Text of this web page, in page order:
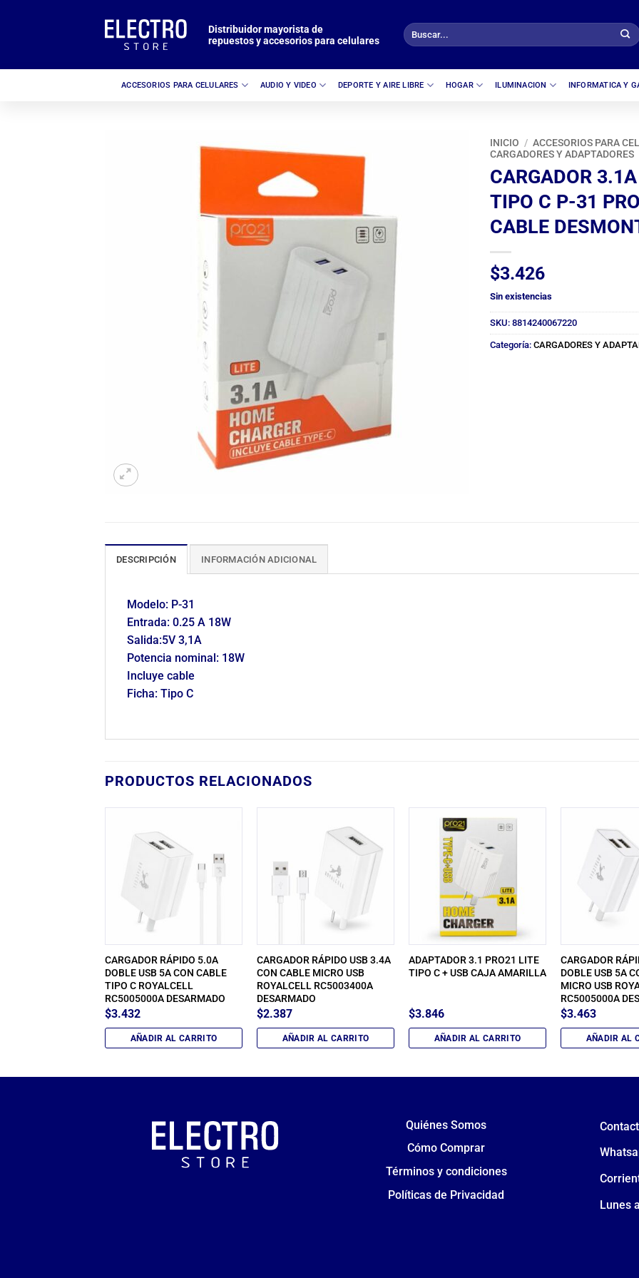
Distribuidor mayorista de
repuestos y accesorios para celulares
Buscar
por:
ACCESORIOS PARA CELULARES AUDIO Y VIDEO DEPORTE Y AIRE LIBRE HOGAR ILUMINACION INFORMATICA Y
INICIO / ACCESORIOS PARA
CARGADORES Y ADAPTADORES
CARGADOR
TIPO C P-31
CABLE
$3.426
Sin existencias
SKU: 8814240067220
Categoría: CARGADORES Y
DESCRIPCIÓN INFORMACIÓN ADICIONAL
Modelo: P-31
Entrada: 0.25 A 18W
Salida:5V 3,1A
Potencia nominal: 18W
Incluye cable
Ficha: Tipo C
PRODUCTOS RELACIONADOS
CARGADOR RÁPIDO 5.0A
DOBLE USB 5A CON CABLE
TIPO C ROYALCELL
RC5005000A DESARMADO
$3.432
AÑADIR AL CARRITO
CARGADOR RÁPIDO USB 3.4A
CON CABLE MICRO USB
ROYALCELL RC5003400A
DESARMADO
$2.387
AÑADIR AL CARRITO
ADAPTADOR 3.1 PRO21 LITE
TIPO C + USB CAJA AMARILLA
$3.846
AÑADIR AL CARRITO
CARGADOR
DOBLE USB 5A
MICRO USB
RC5005000A
$3.463
AÑADIR AL
Quiénes Somos
Cómo Comprar
Términos y condiciones
Políticas de Privacidad
Lunes